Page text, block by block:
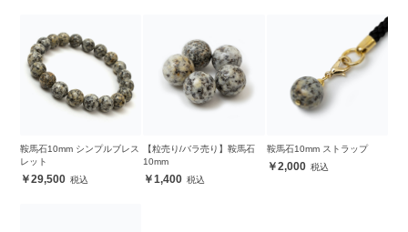
鞍馬石10mm シンプルブレス
レット
29,500
【粒売り/バラ売り】鞍馬石
10mm
1,400
鞍馬石10mm ストラップ
2,000